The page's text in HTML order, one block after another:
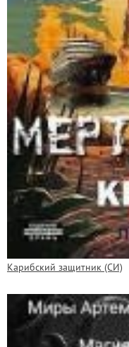
Карибский защитник (СИ)